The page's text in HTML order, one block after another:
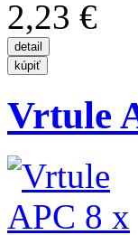
2,23 €
Vrtule